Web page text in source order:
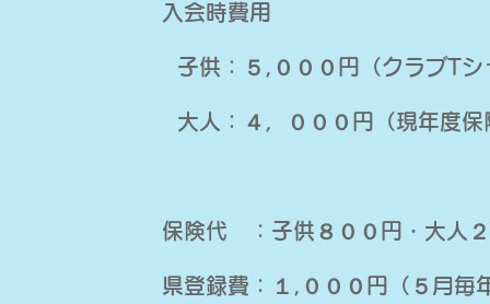
入会時費用
子供：５,０００円（クラブT
大人：４，０００円（現年度保
保険代 ：子供８００円・大人
県登録費：１,０００円（５月毎